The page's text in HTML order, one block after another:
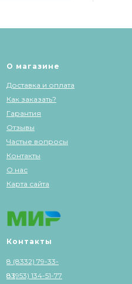
О магазине
Доставка и оплата
Контакты
Как заказать?
Гарантия
Отзывы
Частые вопросы
Контакты
О нас
8 (8332) 79-33-
83
8 (953) 134-51-77
Карта сайта